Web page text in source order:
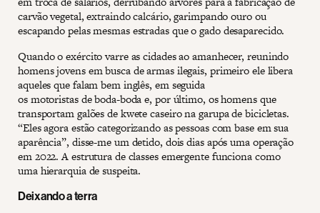
carvão vegetal, extraindo calcário, garimpando ouro ou
escapando pelas mesmas estradas que o gado desaparecido.
Quando o exército varre as cidades ao amanhecer, reunindo
homens jovens em busca de armas ilegais, primeiro ele libera
aqueles que falam bem inglês, em seguida
os motoristas de boda-boda e, por último, os homens que
transportam galões de kwete caseiro na garupa de bicicletas.
“Eles agora estão categorizando as pessoas com base em sua
aparência”, disse-me um detido, dois dias após uma operação
em 2022. A estrutura de classes emergente funciona como
uma hierarquia de suspeita.
Deixando a terra